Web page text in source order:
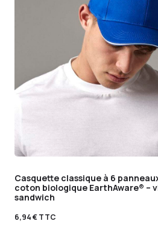
Casquette classique à 6
coton biologique EarthAware® –
sandwich
6,94€TTC